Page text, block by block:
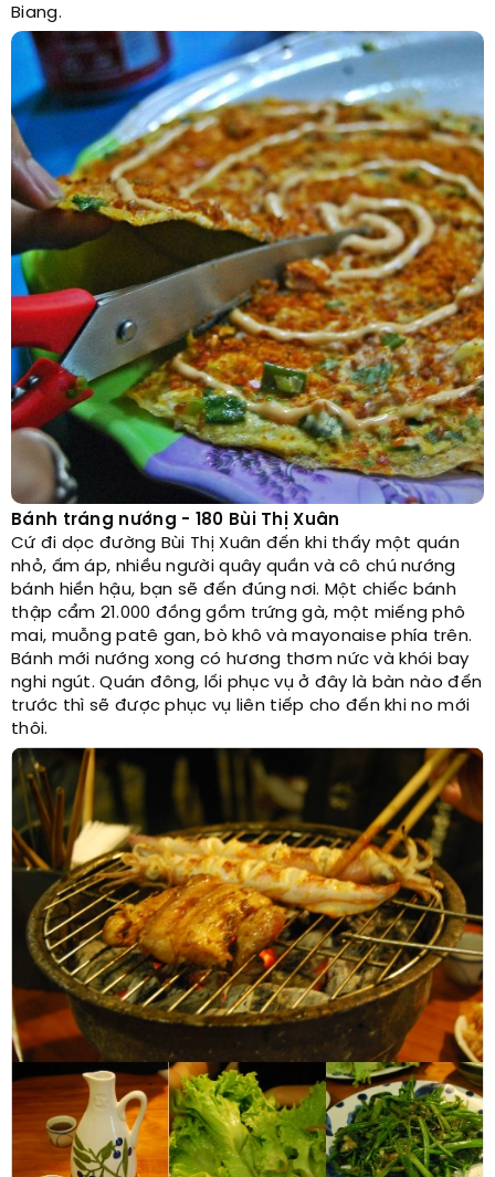
Biang.
Bánh tráng nướng - 180 Bùi Thị Xuân
Cứ đi dọc đường Bùi Thị Xuân đến khi thấy một quán
nhỏ, ấm áp, nhiều người quây quần và cô chú nướng
bánh hiền hậu, bạn sẽ đến đúng nơi. Một chiếc bánh
thập cẩm 21.000 đồng gồm trứng gà, một miếng phô
mai, muỗng patê gan, bò khô và mayonaise phía trên.
Bánh mới nướng xong có hương thơm nức và khói bay
nghi ngút. Quán đông, lối phục vụ ở đây là bàn nào đến
trước thì sẽ được phục vụ liên tiếp cho đến khi no mới
thôi.